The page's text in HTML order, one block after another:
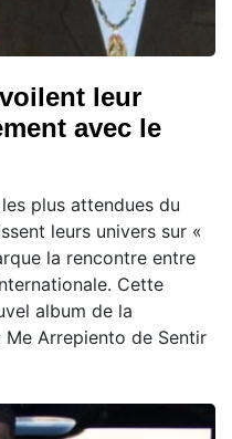
leur
avec le
les plus attendues du
leurs univers sur «
la rencontre entre
Cette
album de la
Arrepiento de Sentir